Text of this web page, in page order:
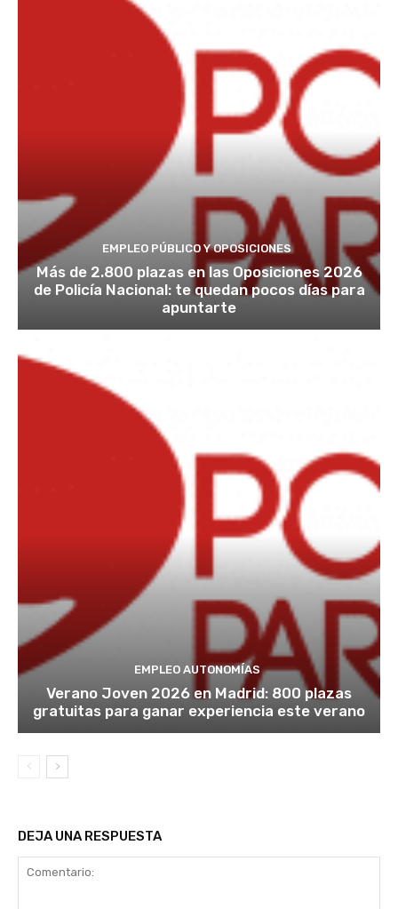
EMPLEO PÚBLICO Y OPOSICIONES
Más de 2.800 plazas en las Oposiciones 2026
de Policía Nacional: te quedan pocos días para
apuntarte
EMPLEO AUTONOMÍAS
Verano Joven 2026 en Madrid: 800 plazas
gratuitas para ganar experiencia este verano
DEJA UNA RESPUESTA